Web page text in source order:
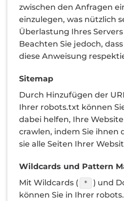
zwischen den Anfragen
einzulegen, was nützlich
Überlastung Ihres
Beachten Sie jedoch,
diese Anweisung
Sitemap
Durch Hinzufügen der
Ihrer robots.txt können
dabei helfen, Ihre
crawlen, indem Sie ihnen
sie alle Seiten Ihrer
Wildcards und Pattern
Mit Wildcards (
* ) und
können Sie in Ihrer